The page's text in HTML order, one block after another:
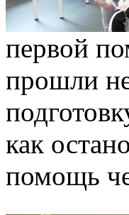
первой
прошли
как
помощь